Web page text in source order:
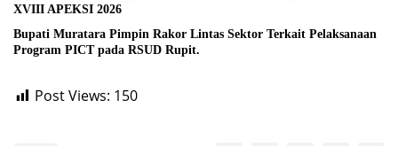
XVIII APEKSI 2026
Bupati Muratara Pimpin Rakor Lintas Sektor Terkait Pelaksanaan
Program PICT pada RSUD Rupit.
Post Views: 150